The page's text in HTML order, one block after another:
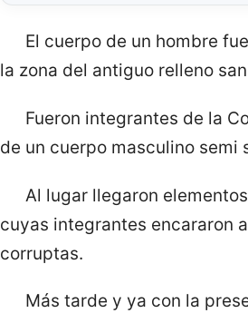
El cuerpo de un hombre
la zona del antiguo relleno
Fueron integrantes de la
de un cuerpo masculino semi
Al lugar llegaron
cuyas integrantes encararon
corruptas.
Más tarde y ya con la